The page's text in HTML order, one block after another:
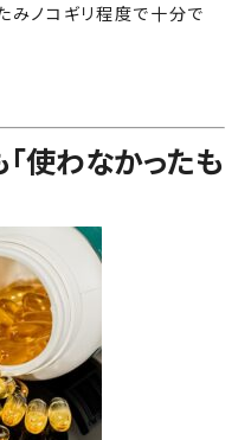
みノコギリ程度で十分で
使わなかったも